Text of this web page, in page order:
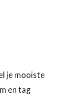
je mooiste
en tag